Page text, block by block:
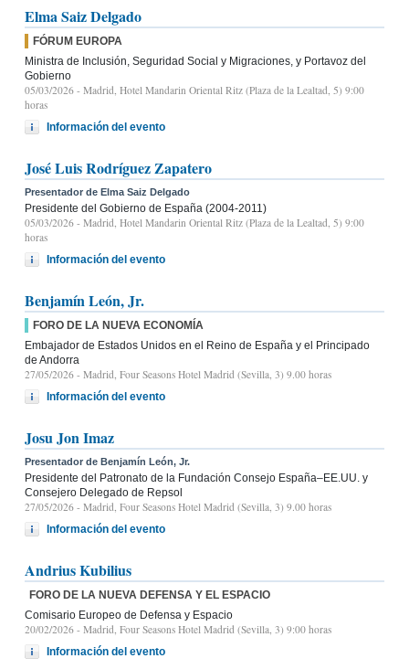
Elma Saiz Delgado
FÓRUM EUROPA
Ministra de Inclusión, Seguridad Social y Migraciones, y Portavoz del
Gobierno
05/03/2026 - Madrid, Hotel Mandarin Oriental Ritz (Plaza de la Lealtad, 5) 9:00
horas
Información del evento
José Luis Rodríguez Zapatero
Presentador de Elma Saiz Delgado
Presidente del Gobierno de España (2004-2011)
05/03/2026 - Madrid, Hotel Mandarin Oriental Ritz (Plaza de la Lealtad, 5) 9:00
horas
Información del evento
Benjamín León, Jr.
FORO DE LA NUEVA ECONOMÍA
Embajador de Estados Unidos en el Reino de España y el Principado
de Andorra
27/05/2026 - Madrid, Four Seasons Hotel Madrid (Sevilla, 3) 9.00 horas
Información del evento
Josu Jon Imaz
Presentador de Benjamín León, Jr.
Presidente del Patronato de la Fundación Consejo España–EE.UU. y
Consejero Delegado de Repsol
27/05/2026 - Madrid, Four Seasons Hotel Madrid (Sevilla, 3) 9.00 horas
Información del evento
Andrius Kubilius
FORO DE LA NUEVA DEFENSA Y EL ESPACIO
Comisario Europeo de Defensa y Espacio
20/02/2026 - Madrid, Four Seasons Hotel Madrid (Sevilla, 3) 9:00 horas
Información del evento